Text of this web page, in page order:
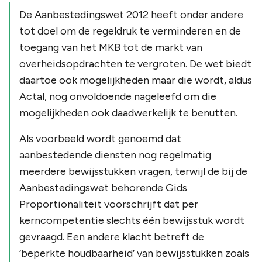
De Aanbestedingswet 2012 heeft onder andere
tot doel om de regeldruk te verminderen en de
toegang van het MKB tot de markt van
overheidsopdrachten te vergroten. De wet biedt
daartoe ook mogelijkheden maar die wordt, aldus
Actal, nog onvoldoende nageleefd om die
mogelijkheden ook daadwerkelijk te benutten.
Als voorbeeld wordt genoemd dat
aanbestedende diensten nog regelmatig
meerdere bewijsstukken vragen, terwijl de bij de
Aanbestedingswet behorende Gids
Proportionaliteit voorschrijft dat per
kerncompetentie slechts één bewijsstuk wordt
gevraagd. Een andere klacht betreft de
‘beperkte houdbaarheid’ van bewijsstukken zoals